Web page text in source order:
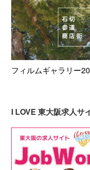
フィルムギャラリー
I LOVE 東大阪求人サ